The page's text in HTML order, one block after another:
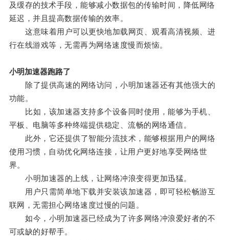
及缓存的技术手段，能够减小数据包的传输时间，降低网络
延迟，并且提高数据传输的效率。
这意味着用户可以更快地加载网页、观看高清视频、进
行在线游戏等，无需再为网络速度慢而烦恼。
小明加速器跑路了
除了提供高速的网络访问，小明加速器还有其他强大的
功能。
比如，该加速器支持多个设备同时使用，能够为手机、
平板、电脑等多种终端提供稳定、流畅的网络通信。
此外，它还提供了智能分流技术，能够根据用户的网络
使用习惯，自动优化网络连接，让用户更好地享受网络世
界。
小明加速器的上线，让网络冲浪变得更加迅猛。
用户只需简单地下载并安装该加速器，即可轻松畅游互
联网，无需担心网络速度过慢的问题。
如今，小明加速器已经成为了许多网络冲浪爱好者的不
可或缺的好帮手。